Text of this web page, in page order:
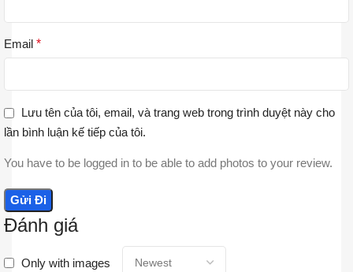
Đánh giá
Only with images
Email *
Lưu tên của tôi, email, và trang web trong trình duyệt này cho
lần bình luận kế tiếp của tôi.
You have to be logged in to be able to add photos to your review.